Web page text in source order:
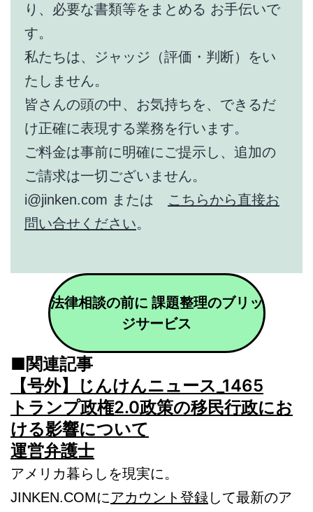
り、必要な書類等をまとめる お手伝いで
す。
私たちは、ジャッジ（評価・判断）をい
たしません。
皆さんの頭の中、お気持ちを、できるだ
け正確に表現する業務を行います。
ご料金は事前に明確にご提示し、追加の
ご請求は一切ございません。
i@jinken.com または こちらから直接お
問い合せください。
法律相談の前に 課題整理のブリッ
ジサービス
■関連記事
【号外】じんけんニュース_1465
トランプ政権2.0政策の移民行政にお
ける影響について
運営弁護士
アメリカ暮らしを現実に。
JINKEN.COMにアカウント登録して最新のア